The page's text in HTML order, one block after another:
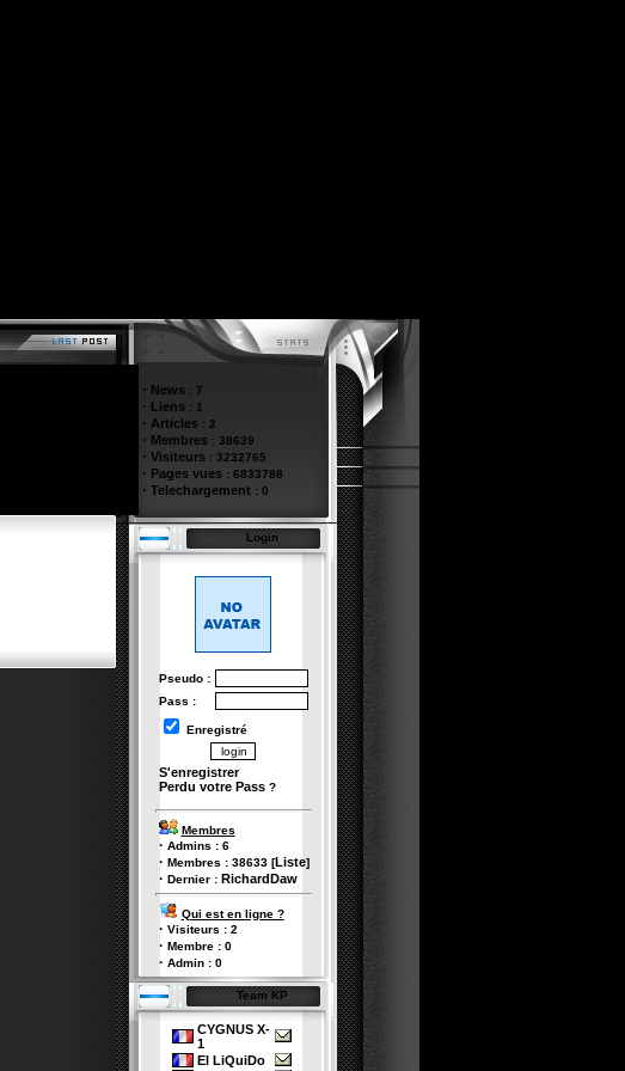
· News : 7
· Liens : 1
· Articles : 2
· Membres : 38639
· Visiteurs : 3232765
· Pages vues : 6833788
· Telechargement : 0
Login
Pseudo :
Pass :
Enregistré
S'enregistrer
Perdu votre Pass?
Membres
· Admins : 6
· Membres : 38633[Liste]
· Dernier : RichardDaw
Qui est en ligne ?
· Visiteurs : 2
· Membre : 0
· Admin : 0
Team KP
CYGNUS X-
1
El LiQuiDo